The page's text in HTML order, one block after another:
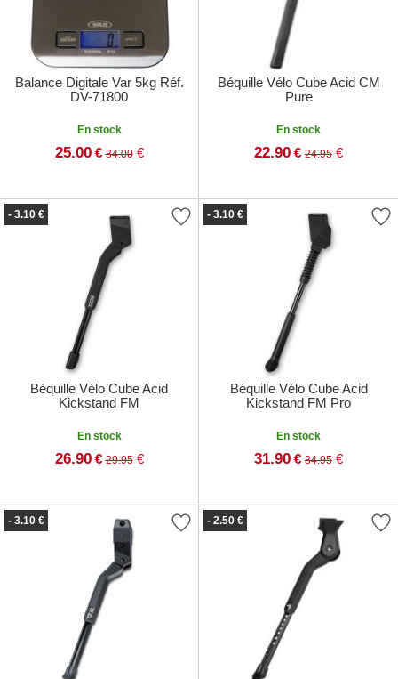
Balance Digitale Var 5kg Réf.
DV-71800
En stock
25.00 € 34.00€
Béquille Vélo Cube Acid CM
Pure
En stock
22.90 € 24.95 €
- 3.10 €
Béquille Vélo Cube Acid
Kickstand FM
En stock
26.90 € 29.95€
- 3.10 €
Béquille Vélo Cube Acid
Kickstand FM Pro
En stock
31.90 € 34.95 €
- 3.10 € - 2.50 €